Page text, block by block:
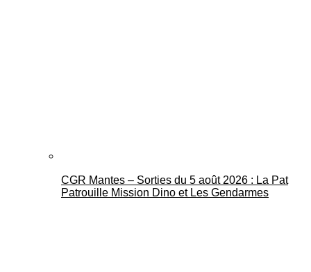
CGR Mantes – Sorties du 5 août 2026 : La Pat
Patrouille Mission Dino et Les Gendarmes